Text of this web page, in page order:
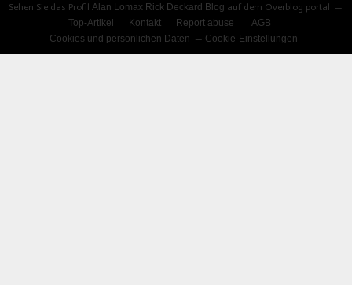
Sehen Sie das ProfilAlan Lomax Rick Deckard Blog auf dem Overblog portal
Top-Artikel
Kontakt Report abuse
AGB
Cookies und persönlichen Daten
Cookie-Einstellungen